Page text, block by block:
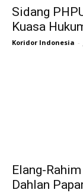
Sidang
Kuasa
Koridor Indonesia -
Elang-
Dahlan